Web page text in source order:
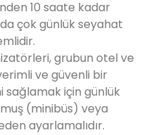
10 saate kadar
çok günlük seyahat
grubun otel ve
ve güvenli bir
için günlük
(minibüs) veya
ayarlamalıdır.